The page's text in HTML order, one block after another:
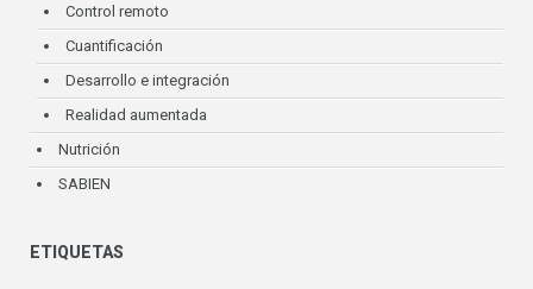
Control remoto
Cuantificación
Desarrollo e integración
Realidad aumentada
Nutrición
SABIEN
ETIQUETAS